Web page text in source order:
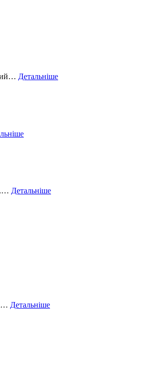
Детальніше
Детальніше
Детальніше